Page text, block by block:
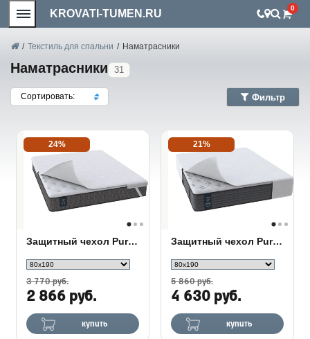
KROVATI-TUMEN.RU 0
/ Текстиль для спальни / Наматрасники
Наматрасники 31
Сортировать: Фильтр
24%
Защитный чехол Pure Elastic
3 770 руб.
2 866 руб.
купить
21%
Защитный чехол Pure Plus
5 860 руб.
4 630 руб.
купить